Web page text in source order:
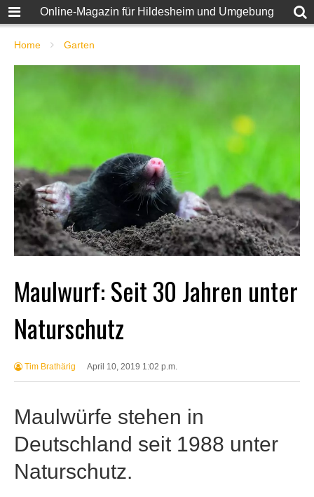
Online-Magazin für Hildesheim und Umgebung
Home Garten
Maulwurf: Seit 30 Jahren unter
Naturschutz
Tim Brathärig April 10, 2019 1:02 p.m.
Maulwürfe stehen in
Deutschland seit 1988 unter
Naturschutz.